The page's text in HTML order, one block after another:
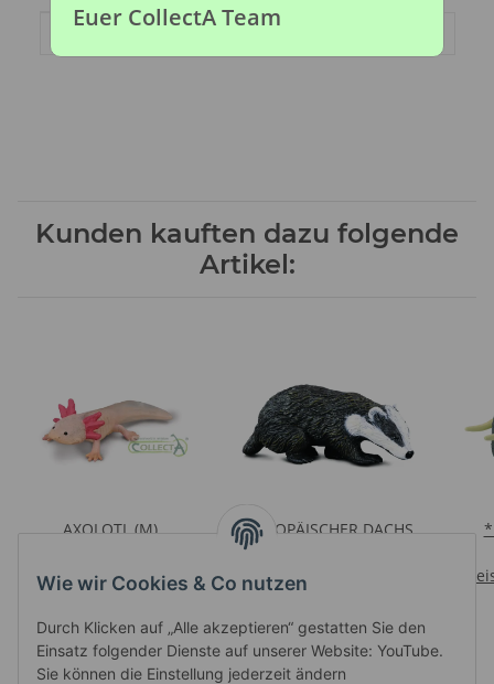
Wie wir Cookies & Co nutzen
Durch Klicken auf „Alle akzeptieren“ gestatten Sie den
Einsatz folgender Dienste auf unserer Website: YouTube.
Sie können die Einstellung jederzeit ändern
Produkteigenschaft
Wert
Kunden kauften dazu folgende
Artikel:
AXOLOTL (M)
sichtbar
EUROPÄISCHER DACHS
Preise nach Anmeldung
*
Euer CollectA Team